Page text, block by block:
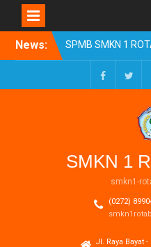
News:
SPMB SMKN 1
Tahun Ajaran
Resmi Dibuka
Pengumuman
Tahun Ajaran
Realisasi Dana
Reguler Tahap 1
Facebook
SMKN 1
smkn1-
(0272)
Jl. Raya Bayat -